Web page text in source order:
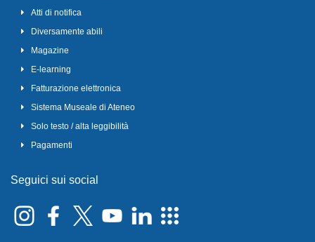
Atti di notifica
Diversamente abili
Magazine
E-learning
Fatturazione elettronica
Sistema Museale di Ateneo
Solo testo / alta leggibilità
Pagamenti
Seguici sui social